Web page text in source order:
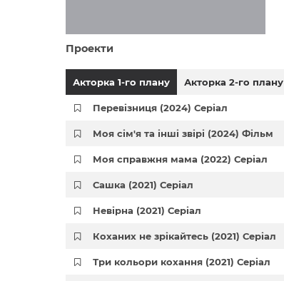
Проекти
Акторка 1-го плану Акторка 2-го плану
Перевізниця (2024) Серіал
Моя сім'я та інші звірі (2024) Фільм
Моя справжня мама (2022) Серіал
Сашка (2021) Серіал
Невірна (2021) Серіал
Коханих не зрікайтесь (2021) Серіал
Три кольори кохання (2021) Серіал